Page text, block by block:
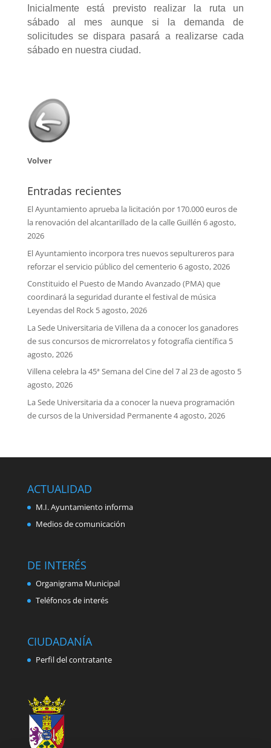
Inicialmente está previsto realizar la ruta un
sábado al mes aunque si la demanda de
solicitudes se dispara pasará a realizarse cada
sábado en nuestra ciudad.
Volver
Entradas recientes
El Ayuntamiento aprueba la licitación por 170.000 euros de
la renovación del alcantarillado de la calle Guillén 6 agosto,
2026
El Ayuntamiento incorpora tres nuevos sepultureros para
reforzar el servicio público del cementerio 6 agosto, 2026
Constituido el Puesto de Mando Avanzado (PMA) que
coordinará la seguridad durante el festival de música
Leyendas del Rock 5 agosto, 2026
La Sede Universitaria de Villena da a conocer los ganadores
de sus concursos de microrrelatos y fotografía científica 5
agosto, 2026
Villena celebra la 45ª Semana del Cine del 7 al 23 de agosto 5
agosto, 2026
La Sede Universitaria da a conocer la nueva programación
de cursos de la Universidad Permanente4 agosto, 2026
ACTUALIDAD
M.I. Ayuntamiento informa
Medios de comunicación
DE INTERÉS
Organigrama Municipal
Teléfonos de interés
CIUDADANÍA
Perfil del contratante